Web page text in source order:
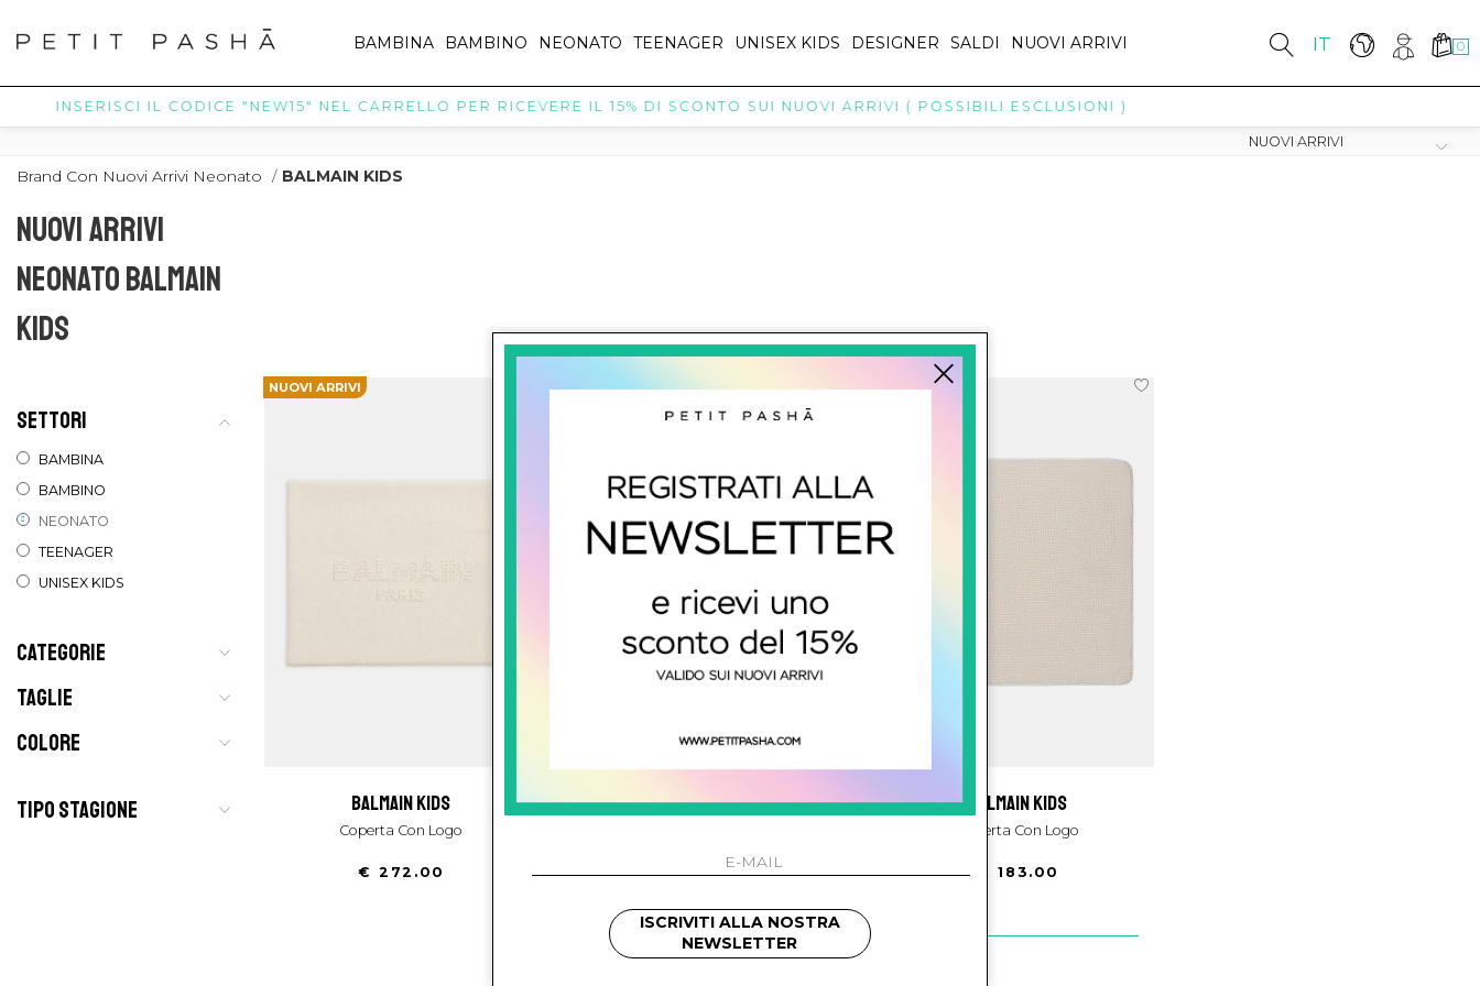
IT 0
BAMBINA BAMBINO NEONATO TEENAGER UNISEX KIDS DESIGNER SALDI NUOVI ARRIVI
INSERISCI IL CODICE "NEW15" NEL CARRELLO PER RICEVERE IL 15% DI SCONTO SUI NUOVI ARRIVI ( POSSIBILI ESCLUSIONI )
Brand Con Nuovi Arrivi Neonato / BALMAIN KIDS
NUOVI ARRIVI
NEONATO BALMAIN
KIDS
SETTORI
BAMBINA
BAMBINO
NEONATO
TEENAGER
UNISEX KIDS
CATEGORIE
TAGLIE
COLORE
TIPO STAGIONE
NUOVI ARRIVI
balmain kids
Coperta Con Logo
€ 272.00
NUOVI ARRIVI
balmain kids
€ 194.00
NUOVI ARRIVI
balmain kids
Coperta Con Logo
€ 183.00
ISCRIVITI ALLA NOSTRA
NEWSLETTER